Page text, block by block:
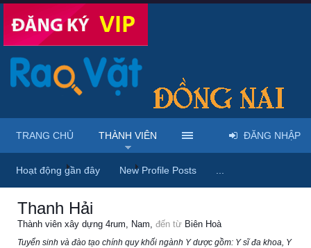
Trang chủ Thành viên Thanh Hải
Thanh Hải
Thành viên xây dựng 4rum, Nam, đến từ Biên Hoà
Tuyển sinh và đào tạo chính quy khối ngành Y dược gồm: Y sĩ đa khoa, Y
TRANG CHỦ THÀNH VIÊN
Hoạt động gần đây New Profile Posts
ĐĂNG NHẬP